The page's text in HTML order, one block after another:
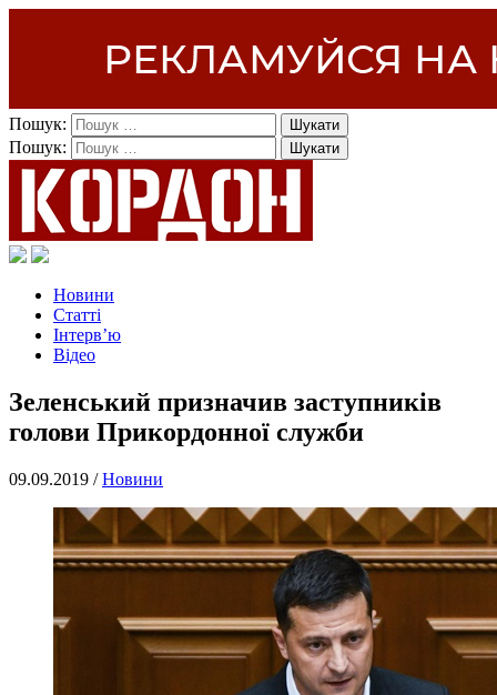
Пошук:
Пошук:
Новини
Статті
Інтерв’ю
Відео
Зеленський призначив заступників
голови Прикордонної служби
09.09.2019 /Новини